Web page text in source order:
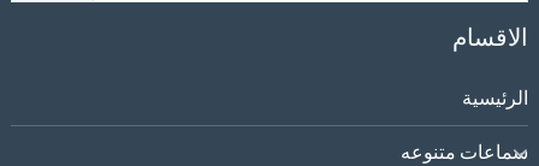
الاقسام
الرئيسية
سماعات متنوعه